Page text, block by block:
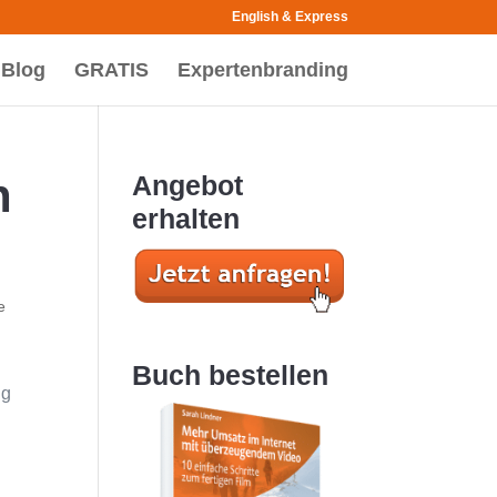
English & Express
Blog GRATIS Expertenbranding
Angebot
erhalten
Buch bestellen